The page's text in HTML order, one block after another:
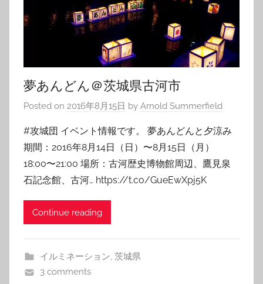
夢あんどん＠茨城県古河市
Posted on 2016年8月15日 by Arnold Summerfield
#攻城団 イベント情報です。 夢あんどんと夕涼み
期間：2016年8月14日（日）〜8月15日（月）
18:00〜21:00 場所：古河歴史博物館周辺、鷹見泉
石記念館、古河… https://t.co/GueEwXpj5K
Continue reading
イルミネーション, 茨城県
3 comments